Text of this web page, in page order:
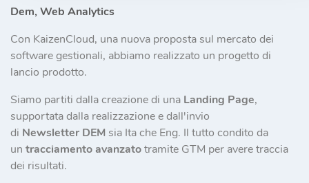
Dem, Web Analytics
Con KaizenCloud, una nuova proposta sul mercato dei
software gestionali, abbiamo realizzato un progetto di
lancio prodotto.
Siamo partiti dalla creazione di una Landing Page,
supportata dalla realizzazione e dall'invio
di Newsletter DEM sia Ita che Eng. Il tutto condito da
un tracciamento avanzatotramite GTM per avere traccia
dei risultati.